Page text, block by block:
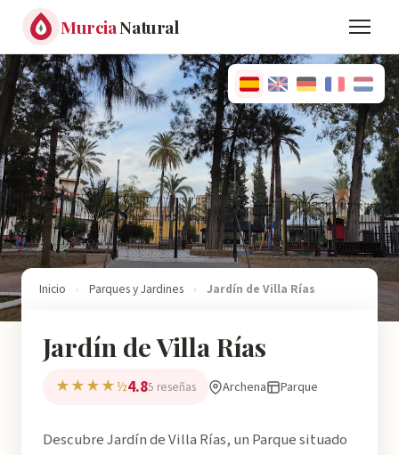
MurciaNatural
Inicio › Parques y Jardines › Jardín de Villa Rías
Jardín de Villa Rías
★★★★½4.85 reseñas Archena Parque
Descubre Jardín de Villa Rías, un Parque situado